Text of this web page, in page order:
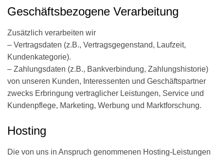
Geschäftsbezogene Verarbeitung
Zusätzlich verarbeiten wir
– Vertragsdaten (z.B., Vertragsgegenstand, Laufzeit,
Kundenkategorie).
– Zahlungsdaten (z.B., Bankverbindung, Zahlungshistorie)
von unseren Kunden, Interessenten und Geschäftspartner
zwecks Erbringung vertraglicher Leistungen, Service und
Kundenpflege, Marketing, Werbung und Marktforschung.
Hosting
Die von uns in Anspruch genommenen Hosting-Leistungen